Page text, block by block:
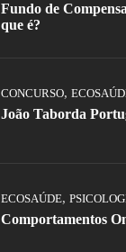
Fundo de
que é?
CONCURSO,
João Taborda
ECOSAÚDE,
Comportamentos